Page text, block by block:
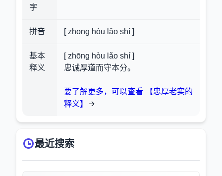
字
拼音 [ zhōng hòu lǎo shí ]
基本
释义
[ zhōng hòu lǎo shí ]
忠诚厚道而守本分。
要了解更多，可以查看 【忠厚老实的
释义】
最近搜索